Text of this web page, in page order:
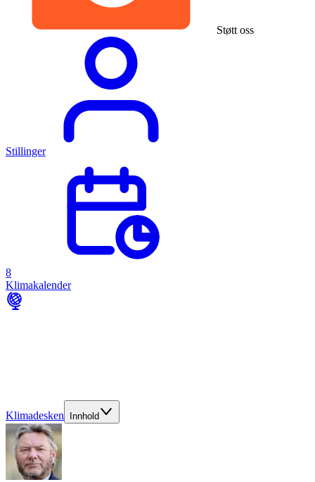
Støtt oss
Stillinger
8
Klimakalender
Klimadesken Innhold